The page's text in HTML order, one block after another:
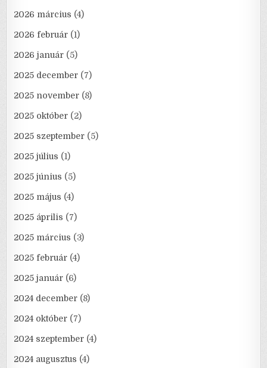
2026 március (4)
2026 február (1)
2026 január (5)
2025 december (7)
2025 november (8)
2025 október (2)
2025 szeptember (5)
2025 július (1)
2025 június (5)
2025 május (4)
2025 április (7)
2025 március (3)
2025 február (4)
2025 január (6)
2024 december (8)
2024 október (7)
2024 szeptember (4)
2024 augusztus (4)